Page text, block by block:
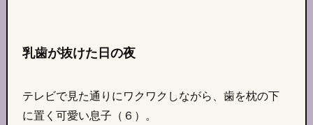
乳歯が抜けた日の夜
テレビで見た通りにワクワクしながら、歯を枕の下
に置く可愛い息子（６）。